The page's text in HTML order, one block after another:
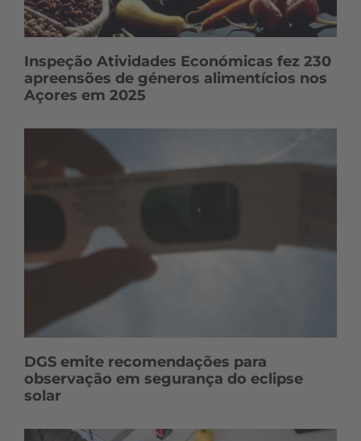
Inspeção Atividades Económicas fez 230
apreensões de géneros alimentícios nos
Açores em 2025
DGS emite recomendações para
observação em segurança do eclipse
solar